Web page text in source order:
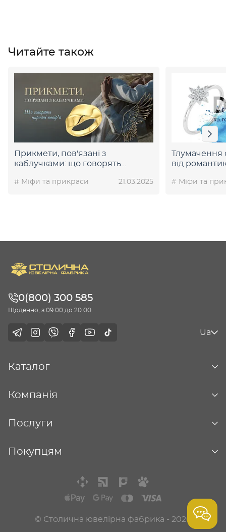
Читайте також
Прикмети, пов'язані з
каблучками: що говорять
# Міфи та прикраси 21.03.2025
Тлумачення
від
# Міфи та
0(800) 300 585
Щоденно, з 09:00 до 20:00
Ua
Каталог
Компанія
Послуги
Покупцям
© Столична ювелірна фабрика - 2026